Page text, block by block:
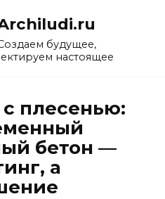
будущее,
настоящее
с плесенью:
бетон —
а